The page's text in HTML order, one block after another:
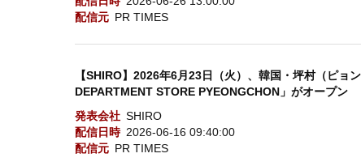
配信元 PR TIMES
【SHIRO】2026年6月23日（火）、韓国・坪村（ピョ
DEPARTMENT STORE PYEONGCHON」がオープン
発表会社 SHIRO
配信日時 2026-06-16 09:40:00
配信元 PR TIMES